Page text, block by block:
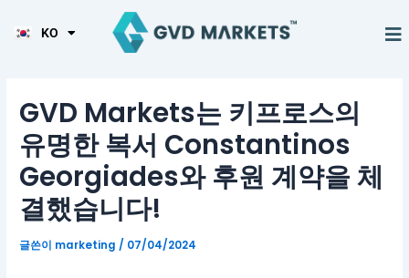
KO
HI
GVD Markets는 키프로스의
유명한 복서 Constantinos
Georgiades와 후원 계약을 체
결했습니다!
글쓴이 marketing / 07/04/2024
스